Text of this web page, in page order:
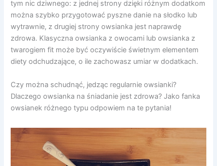
tym nic dziwnego: z jednej strony dzięki różnym dodatkom
można szybko przygotować pyszne danie na słodko lub
wytrawnie, z drugiej strony owsianka jest naprawdę
zdrowa. Klasyczna owsianka z owocami lub owsianka z
twarogiem fit może być oczywiście świetnym elementem
diety odchudzające, o ile zachowasz umiar w dodatkach.
Czy można schudnąć, jedząc regularnie owsianki?
Dlaczego owsianka na śniadanie jest zdrowa? Jako fanka
owsianek różnego typu odpowiem na te pytania!